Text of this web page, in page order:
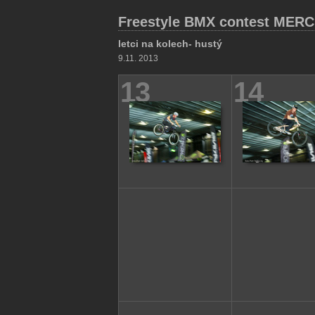
Freestyle BMX contest
letci na kolech- hustý
9.11. 2013
13 14